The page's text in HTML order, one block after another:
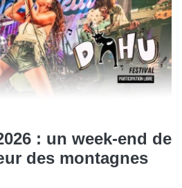
: un week-end de
des montagnes